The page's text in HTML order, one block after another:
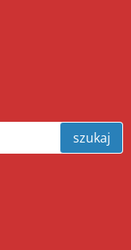
szukaj